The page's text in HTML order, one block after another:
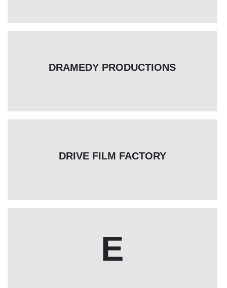
DRAMEDY PRODUCTIONS
DRIVE FILM FACTORY
E